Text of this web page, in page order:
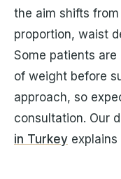
the aim shifts
proportion, waist
Some patients
of weight before
approach, so
consultation. Our
in Turkey